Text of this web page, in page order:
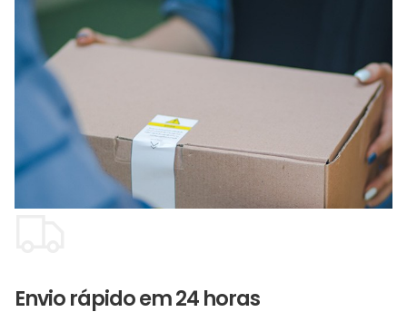
Envio rápido em 24 horas